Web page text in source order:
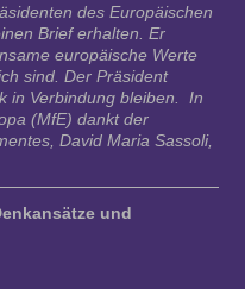
des Europäischen
Brief erhalten. Er
europäische Werte
sind. Der Präsident
in Verbindung bleiben. In
(MfE) dankt der
David Maria Sassoli,
und